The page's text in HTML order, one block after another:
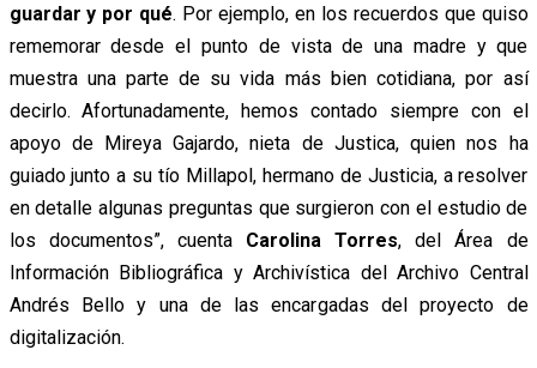
guardar y por qué. Por ejemplo, en los recuerdos que quiso
rememorar desde el punto de vista de una madre y que
muestra una parte de su vida más bien cotidiana, por así
decirlo. Afortunadamente, hemos contado siempre con el
apoyo de Mireya Gajardo, nieta de Justica, quien nos ha
guiado junto a su tío Millapol, hermano de Justicia, a resolver
en detalle algunas preguntas que surgieron con el estudio de
los documentos”, cuenta Carolina Torres, del Área de
Información Bibliográfica y Archivística del Archivo Central
Andrés Bello y una de las encargadas del proyecto de
digitalización.